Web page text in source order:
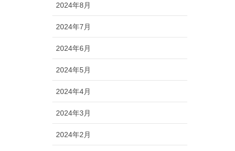
2024年8月
2024年7月
2024年6月
2024年5月
2024年4月
2024年3月
2024年2月